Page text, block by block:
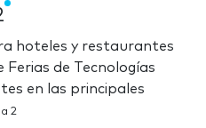
hoteles y restaurantes
Ferias de Tecnologías
en las principales
2